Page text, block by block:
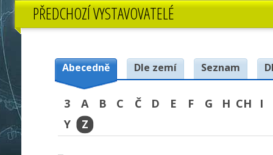
PŘEDCHOZÍ VYSTAVOVATELÉ
Abecedně Dle zemí Seznam
3 A B C Č D E F G H CH
I
Y
Z